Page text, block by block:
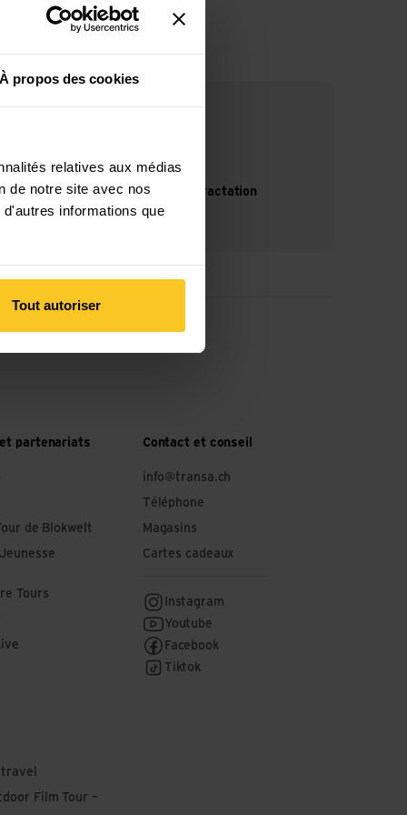
À propos des cookies
relatives aux médias
de notre site avec nos
informations que
Tout autoriser
14 jours de droit de rétractation
partenariats
de Blokwelt
Tours
Film Tour –
Contact et conseil
info@transa.ch
Téléphone
Magasins
Cartes cadeaux
Instagram
Youtube
Facebook
Tiktok